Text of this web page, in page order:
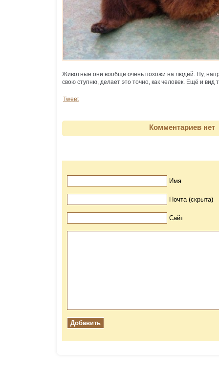
Животные они вообще очень похожи на людей. Ну,
свою ступню, делает это точно, как человек. Ещё и вид
Tweet
Комментариев нет
Имя
Почта (скрыта)
Сайт